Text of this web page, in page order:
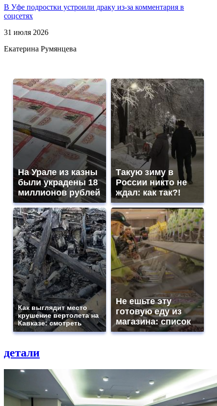
В Уфе подростки устроили драку из-за комментария в
соцсетях
31 июля 2026
Екатерина Румянцева
На Урале из казны
были украдены 18
миллионов рублей
Такую зиму в
России никто не
ждал: как так?!
Как выглядит место
крушение вертолета на
Кавказе: смотреть
Не ешьте эту
готовую еду из
магазина: список
детали